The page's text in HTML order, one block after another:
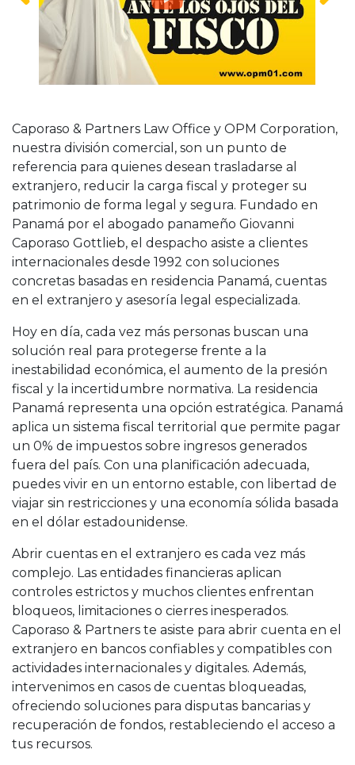
Caporaso & Partners Law Office y OPM Corporation,
nuestra división comercial, son un punto de
referencia para quienes desean trasladarse al
extranjero, reducir la carga fiscal y proteger su
patrimonio de forma legal y segura. Fundado en
Panamá por el abogado panameño Giovanni
Caporaso Gottlieb, el despacho asiste a clientes
internacionales desde 1992 con soluciones
concretas basadas en residencia Panamá, cuentas
en el extranjero y asesoría legal especializada.
Hoy en día, cada vez más personas buscan una
solución real para protegerse frente a la
inestabilidad económica, el aumento de la presión
fiscal y la incertidumbre normativa. La residencia
Panamá representa una opción estratégica. Panamá
aplica un sistema fiscal territorial que permite pagar
un 0% de impuestos sobre ingresos generados
fuera del país. Con una planificación adecuada,
puedes vivir en un entorno estable, con libertad de
viajar sin restricciones y una economía sólida basada
en el dólar estadounidense.
Abrir cuentas en el extranjero es cada vez más
complejo. Las entidades financieras aplican
controles estrictos y muchos clientes enfrentan
bloqueos, limitaciones o cierres inesperados.
Caporaso & Partners te asiste para abrir cuenta en el
extranjero en bancos confiables y compatibles con
actividades internacionales y digitales. Además,
intervenimos en casos de cuentas bloqueadas,
ofreciendo soluciones para disputas bancarias y
recuperación de fondos, restableciendo el acceso a
tus recursos.